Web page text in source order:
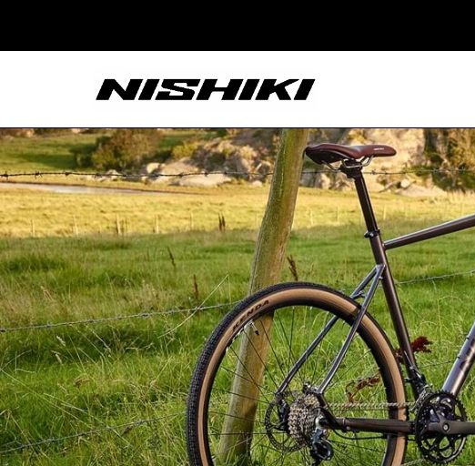
Nishiki – Xe Đạp
Nhật Bản – Since
1965